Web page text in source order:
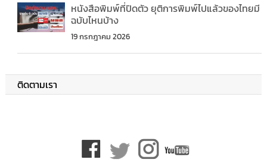
หนังสือพิมพ์ที่ปิดตัว ยุติการพิมพ์ไปแล้วของไทยมี
ฉบับไหนบ้าง
19 กรกฎาคม 2026
ติดตามเรา